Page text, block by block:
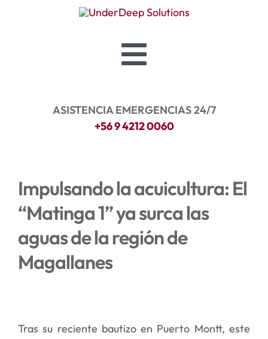
Toggle
Navigation
SERVICIOS
NOTICIAS
ASISTENCIA EMERGENCIAS 24/7
+56 9 4212 0060
Impulsando la acuicultura: El
“Matinga 1” ya surca las
aguas de la región de
Magallanes
más
Tras su reciente bautizo en Puerto Montt, este